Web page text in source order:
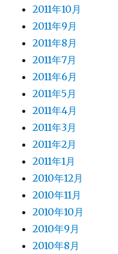
2011年10月
2011年9月
2011年8月
2011年7月
2011年6月
2011年5月
2011年4月
2011年3月
2011年2月
2011年1月
2010年12月
2010年11月
2010年10月
2010年9月
2010年8月